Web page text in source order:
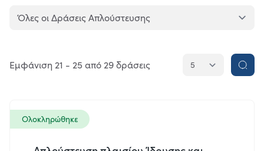
Κατάσταση
Όλες
Εμφάνιση 21 - 25 από 29 δράσεις
Ολοκληρώθηκε